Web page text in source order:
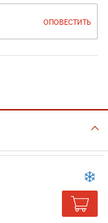
ОПОВЕСТИТЬ